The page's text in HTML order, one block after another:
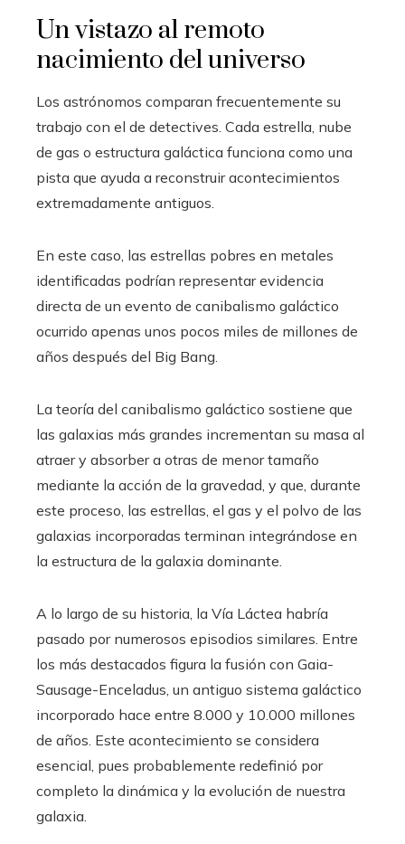
Un vistazo al remoto
nacimiento del universo
Los astrónomos comparan frecuentemente su
trabajo con el de detectives. Cada estrella, nube
de gas o estructura galáctica funciona como una
pista que ayuda a reconstruir acontecimientos
extremadamente antiguos.
En este caso, las estrellas pobres en metales
identificadas podrían representar evidencia
directa de un evento de canibalismo galáctico
ocurrido apenas unos pocos miles de millones de
años después del Big Bang.
La teoría del canibalismo galáctico sostiene que
las galaxias más grandes incrementan su masa al
atraer y absorber a otras de menor tamaño
mediante la acción de la gravedad, y que, durante
este proceso, las estrellas, el gas y el polvo de las
galaxias incorporadas terminan integrándose en
la estructura de la galaxia dominante.
A lo largo de su historia, la Vía Láctea habría
pasado por numerosos episodios similares. Entre
los más destacados figura la fusión con Gaia-
Sausage-Enceladus, un antiguo sistema galáctico
incorporado hace entre 8.000 y 10.000 millones
de años. Este acontecimiento se considera
esencial, pues probablemente redefinió por
completo la dinámica y la evolución de nuestra
galaxia.